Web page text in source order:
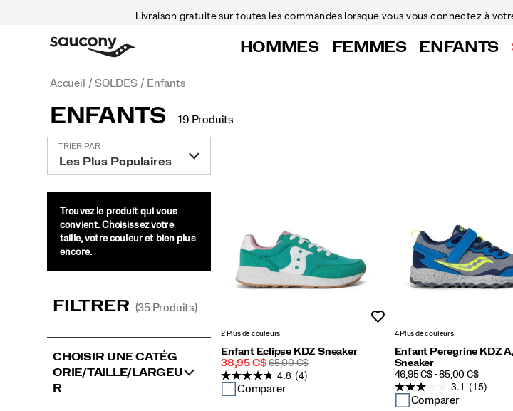
Livraison gratuite sur toutes les commandes lorsque vous vous connectez à
HOMMES FEMMES ENFANTS
Accueil SOLDES Enfants
ENFANTS 19 Produits
2 Plus de couleurs
Enfant Eclipse KDZ Sneaker
Prix
soldé
38,95 C$ PRIX
DE
DÉPART
65,00 C$
4.8 (4)
Comparer
4 Plus de couleurs
Enfant Peregrine KDZ
Sneaker
PRICE
46,95 C$ - 85,00 C$
3.1 (15)
Comparer
TRIER PAR
Trouvez le produit qui vous
convient. Choisissez votre
taille, votre couleur et bien plus
encore.
FILTRER (35 Produits)
CHOISIR UNE CATÉG
ORIE/TAILLE/LARGEU
R